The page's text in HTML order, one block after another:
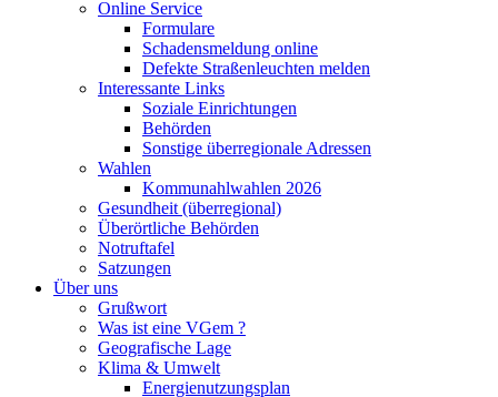
Online Service
Formulare
Schadensmeldung online
Defekte Straßenleuchten melden
Interessante Links
Soziale Einrichtungen
Behörden
Sonstige überregionale Adressen
Wahlen
Kommunahlwahlen 2026
Gesundheit (überregional)
Überörtliche Behörden
Notruftafel
Satzungen
Über uns
Grußwort
Was ist eine VGem ?
Geografische Lage
Klima & Umwelt
Energienutzungsplan